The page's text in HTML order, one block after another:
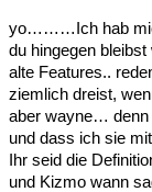
yo………Ich hab
du hingegen
alte Features..
ziemlich dreist,
aber wayne… denn
und dass ich sie
Ihr seid die
und Kizmo wann